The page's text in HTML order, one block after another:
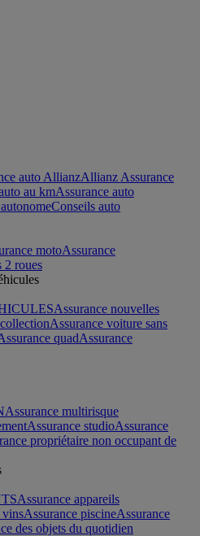
auto AllianzAllianz Assurance
au kmAssurance auto
Conseils auto
motoAssurance
2 roues
Assurance nouvelles
Assurance voiture sans
quadAssurance
Assurance multirisque
Assurance studioAssurance
propriétaire non occupant de
Assurance appareils
vinsAssurance piscineAssurance
des objets du quotidien